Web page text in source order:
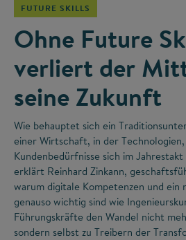
FUTURE SKILLS
Ohne Future
verliert der
seine Zukunft
Wie behauptet sich ein
einer Wirtschaft, in der
Kundenbedürfnisse sich im
erklärt Reinhard Zinkann,
warum digitale Kompetenzen und ein
genauso wichtig sind wie
Führungskräfte den Wandel nicht
sondern selbst zu Treibern der